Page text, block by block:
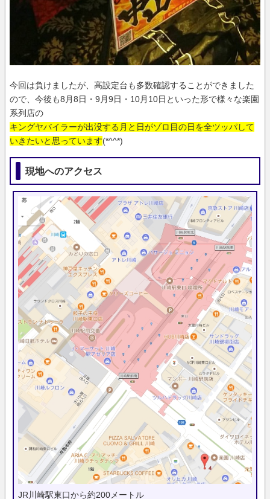
今回は負けましたが、高設定台も多数確認することができました
ので、今後も8月8日・9月9日・10月10日といった形で様々な楽園
系列店の
キングヤバイラーが出没する月と日がゾロ目の日を全ツッパして
いきたいと思っています(*^^*)
現地へのアクセス
JR川崎駅東口から約200メートル